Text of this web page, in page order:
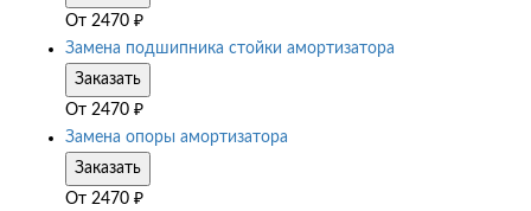
От 2470 ₽
Замена подшипника стойки амортизатора
Заказать
От 2470 ₽
Замена опоры амортизатора
Заказать
От 2470 ₽